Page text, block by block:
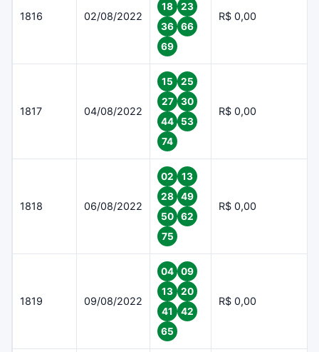
1816 02/08/2022
18
23
36
66
69
R$ 0,00
1817 04/08/2022
15
25
27
30
44
53
74
R$ 0,00
1818 06/08/2022
02
13
28
49
50
62
75
R$ 0,00
1819 09/08/2022
04
09
13
20
41
42
65
R$ 0,00